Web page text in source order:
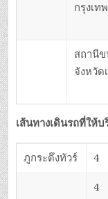
กรุงเท
สถานีข
จังหวัด
เส้นทางเดินรถที่ให้
ภูกระดึงทัวร์ 4
4